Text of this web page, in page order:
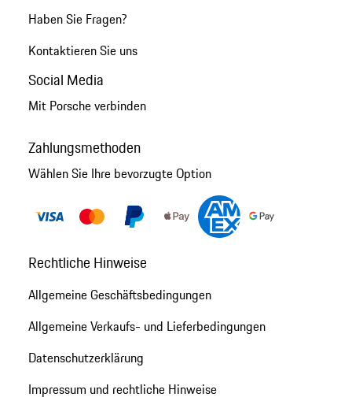
Haben Sie Fragen?
Kontaktieren Sie uns
Social Media
Mit Porsche verbinden
Zahlungsmethoden
Wählen Sie Ihre bevorzugte Option
Rechtliche Hinweise
Allgemeine Geschäftsbedingungen
Allgemeine Verkaufs- und Lieferbedingungen
Datenschutzerklärung
Impressum und rechtliche Hinweise